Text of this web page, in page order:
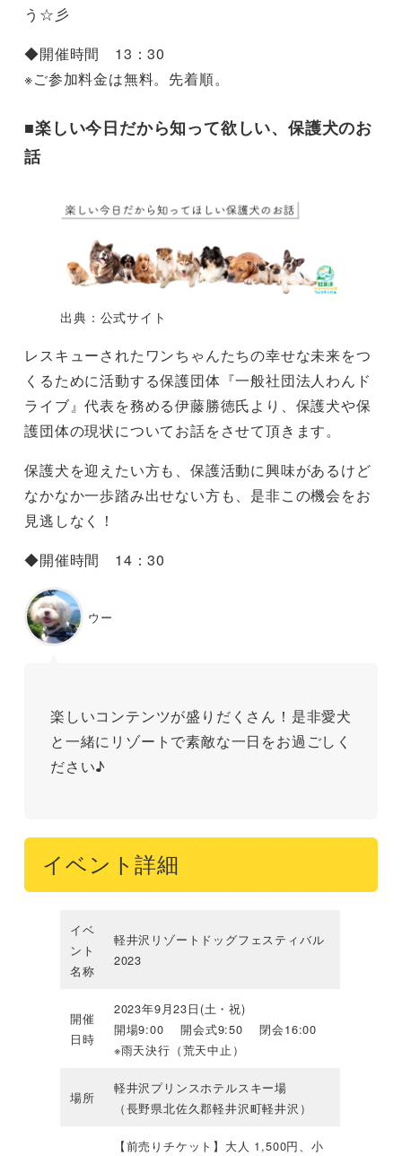
う☆彡
◆開催時間 13：30
※ご参加料金は無料。先着順。
■楽しい今日だから知って欲しい、保護犬のお
話
出典：公式サイト
レスキューされたワンちゃんたちの幸せな未来をつ
くるために活動する保護団体『一般社団法人わんド
ライブ』代表を務める伊藤勝徳氏より、保護犬や保
護団体の現状についてお話をさせて頂きます。
保護犬を迎えたい方も、保護活動に興味があるけど
なかなか一歩踏み出せない方も、是非この機会をお
見逃しなく！
◆開催時間 14：30
ウー
楽しいコンテンツが盛りだくさん！是非愛犬
と一緒にリゾートで素敵な一日をお過ごしく
ださい♪
イベント詳細
イベ
ント
名称
軽井沢リゾートドッグフェスティバル
2023
開催
日時
2023年9月23日(土・祝)
開場9:00 開会式9:50 閉会16:00
※雨天決行（荒天中止）
場所
軽井沢プリンスホテルスキー場
（長野県北佐久郡軽井沢町軽井沢）
【前売りチケット】大人 1,500円、小